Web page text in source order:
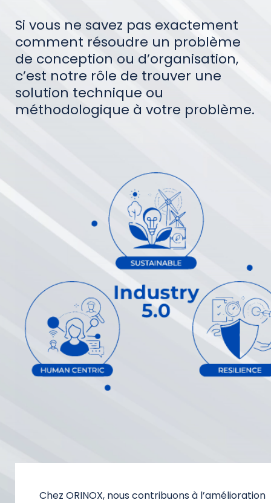
Chez ORINOX, nous contribuons à l’amélioration
Si vous ne savez pas exactement
comment résoudre un problème
de conception ou d’organisation,
c’est notre rôle de trouver une
solution technique ou
méthodologique à votre problème.